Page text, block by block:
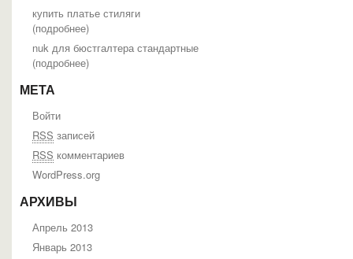
купить платье стиляги
(подробнее)
nuk для бюстгалтера стандартные
(подробнее)
МЕТА
Войти
RSS записей
RSS комментариев
WordPress.org
АРХИВЫ
Апрель 2013
Январь 2013